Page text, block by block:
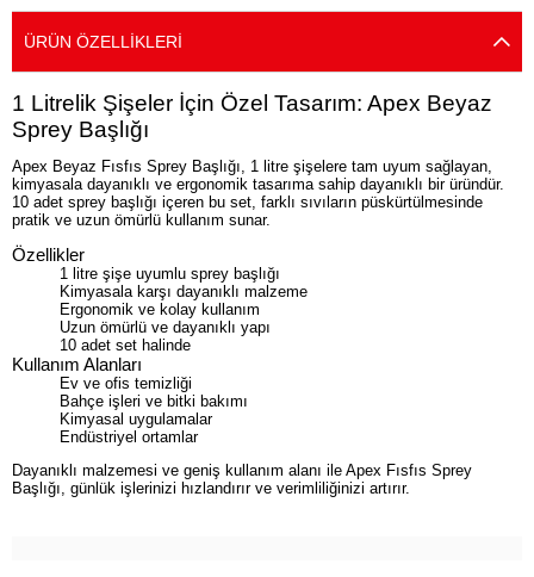
ÜRÜN ÖZELLIKLERI
1 Litrelik Şişeler İçin Özel Tasarım: Apex Beyaz
Sprey Başlığı
Apex Beyaz Fısfıs Sprey Başlığı, 1 litre şişelere tam uyum sağlayan,
kimyasala dayanıklı ve ergonomik tasarıma sahip dayanıklı bir üründür.
10 adet sprey başlığı içeren bu set, farklı sıvıların püskürtülmesinde
pratik ve uzun ömürlü kullanım sunar.
Özellikler
1 litre şişe uyumlu sprey başlığı
Kimyasala karşı dayanıklı malzeme
Ergonomik ve kolay kullanım
Uzun ömürlü ve dayanıklı yapı
10 adet set halinde
Kullanım Alanları
Ev ve ofis temizliği
Bahçe işleri ve bitki bakımı
Kimyasal uygulamalar
Endüstriyel ortamlar
Dayanıklı malzemesi ve geniş kullanım alanı ile Apex Fısfıs Sprey
Başlığı, günlük işlerinizi hızlandırır ve verimliliğinizi artırır.